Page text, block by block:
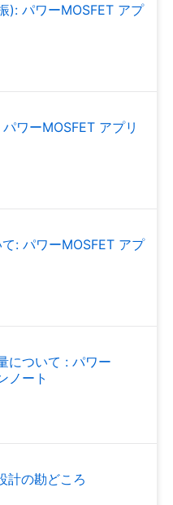
): パワーMOSFET アプ
ワーMOSFET アプリ
: パワーMOSFET アプ
について : パワー
ノート
計の勘どころ